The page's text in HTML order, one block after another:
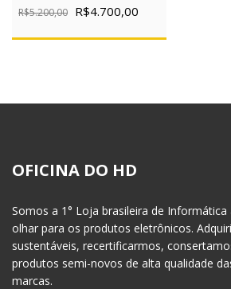
R$5.200,00 R$4.700,00
OFICINA DO HD
Somos a 1° Loja brasileira de
olhar para os produtos eletrônicos.
sustentáveis, recertificarmos,
produtos semi-novos de alta qualidade
marcas.